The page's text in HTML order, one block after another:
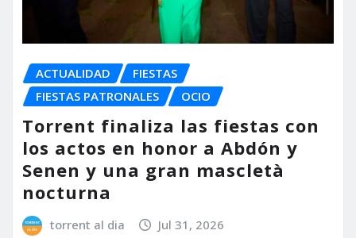
ACTUALIDAD
FIESTAS
FIESTAS PATRONALES
OCIO
Torrent finaliza las fiestas con
los actos en honor a Abdón y
Senen y una gran mascletà
nocturna
torrent al dia Jul 31, 2026